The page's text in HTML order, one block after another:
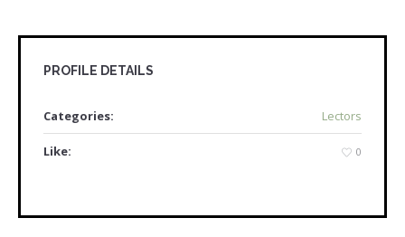
PROFILE DETAILS
Categories: Lectors
Like: 0